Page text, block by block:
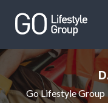
Go Lifestyle Group